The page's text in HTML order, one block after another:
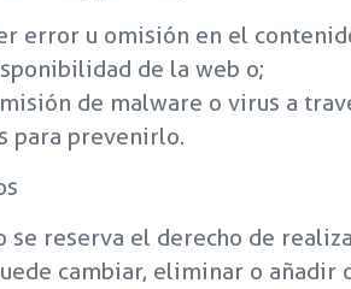
error u omisión en el
de la web o;
de malware o virus a
para prevenirlo.
se reserva el derecho de
cambiar, eliminar o añadir